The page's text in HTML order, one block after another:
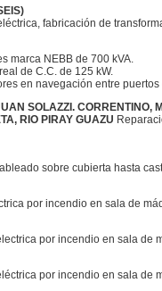
fabricación de
marca NEBB de 700 kVA.
de C.C. de 125 kW.
en navegación entre
SOLAZZI. CORRENTINO,
RIO PIRAY GUAZU
sobre cubierta hasta
por incendio en sala de
por incendio en sala de
por incendio en sala de